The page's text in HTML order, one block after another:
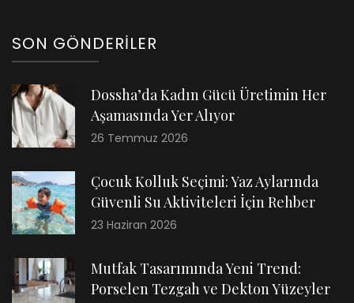
SON GÖNDERILER
Dossha’da Kadın Gücü Üretimin Her
Aşamasında Yer Alıyor
26 Temmuz 2026
Çocuk Kolluk Seçimi: Yaz Aylarında
Güvenli Su Aktiviteleri İçin Rehber
23 Haziran 2026
Mutfak Tasarımında Yeni Trend:
Porselen Tezgah ve Dekton Yüzeyler